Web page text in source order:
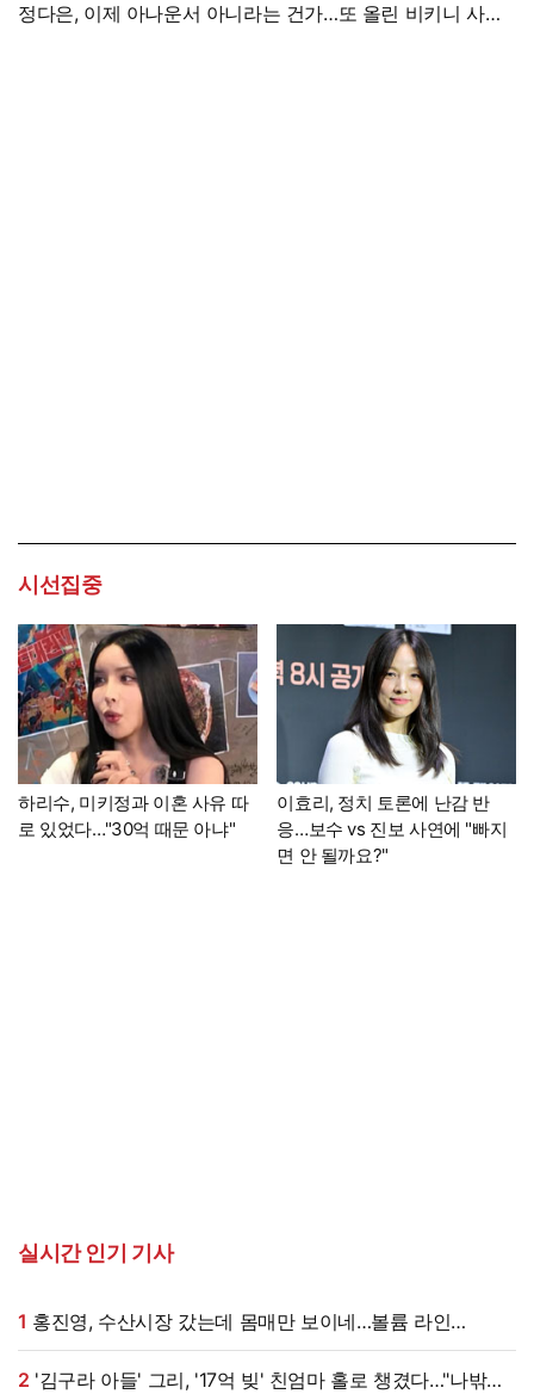
정다은, 이제 아나운서 아니라는 건가…또 올린 비키니 사진,
시선집중
하리수, 미키정과 이혼 사유 따
로 있었다…"30억 때문 아냐"
이효리, 정치 토론에 난감 반
응…보수 vs 진보 사연에 "빠지
면 안 될까요?"
실시간 인기 기사
1
'시선강탈'
2